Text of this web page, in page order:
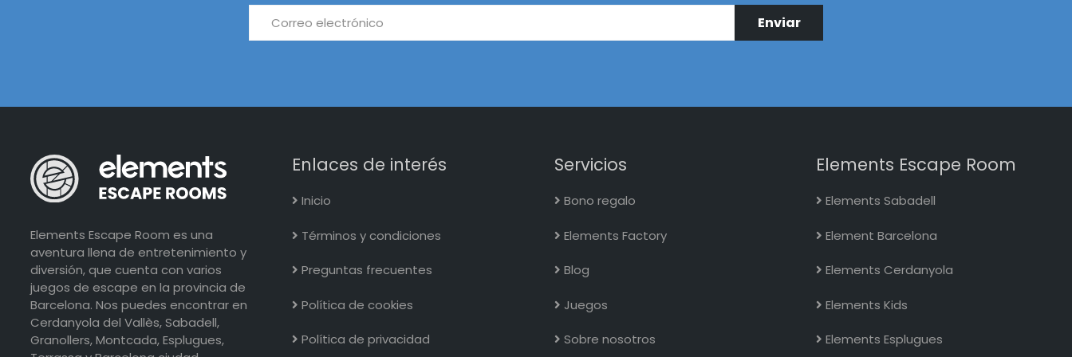
Elements Escape Room es una
aventura llena de entretenimiento y
diversión, que cuenta con varios
juegos de escape en la provincia de
Barcelona. Nos puedes encontrar en
Cerdanyola del Vallès, Sabadell,
Granollers, Montcada, Esplugues,
Enlaces de interés
Inicio
Términos y condiciones
Preguntas frecuentes
Política de cookies
Política de privacidad
Servicios
Bono regalo
Elements Factory
Blog
Juegos
Sobre nosotros
Elements Escape Room
Elements Sabadell
Element Barcelona
Elements Cerdanyola
Elements Kids
Elements Esplugues